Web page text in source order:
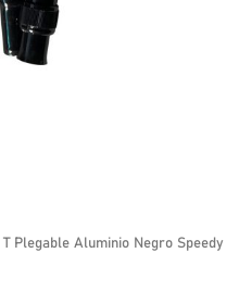
Plegable Aluminio Negro Speedy